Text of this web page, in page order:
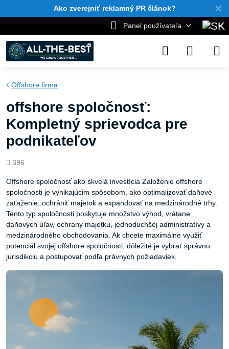
✕
Ako zverejniť reklamný PR článok?
Panel používateľa
Offshore firma
offshore spoločnosť:
Kompletný sprievodca pre
podnikateľov
Počet
396
Offshore spoločnosť ako skvelá investícia Založenie offshore
spoločnosti je vynikajúcim spôsobom, ako optimalizovať daňové
zaťaženie, ochrániť majetok a expandovať na medzinárodné trhy.
Tento typ spoločnosti poskytuje množstvo výhod, vrátane
daňových úľav, ochrany majetku, jednoduchšej administratívy a
medzinárodného obchodovania. Ak chcete maximálne využiť
potenciál svojej offshore spoločnosti, dôležité je vybrať správnu
jurisdikciu a postupovať podľa právnych požiadaviek.